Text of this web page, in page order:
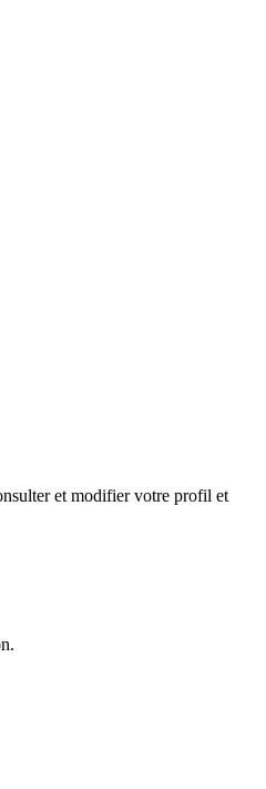
et modifier votre profil et